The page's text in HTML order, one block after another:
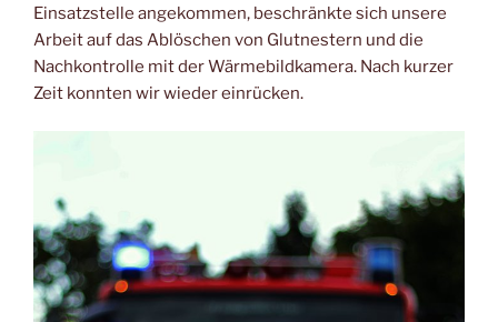
Einsatzstelle angekommen, beschränkte sich unsere
Arbeit auf das Ablöschen von Glutnestern und die
Nachkontrolle mit der Wärmebildkamera. Nach kurzer
Zeit konnten wir wieder einrücken.